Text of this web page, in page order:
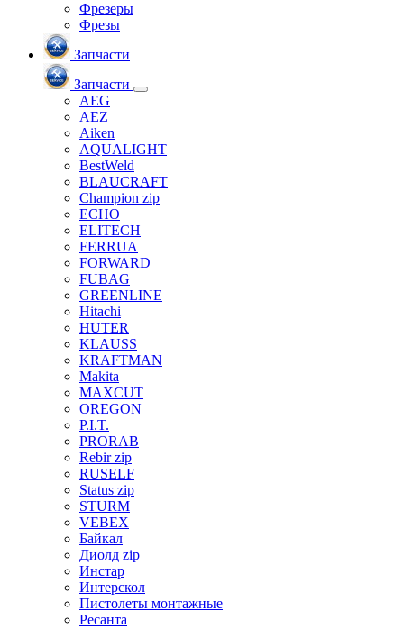
Фрезеры
Фрезы
Запчасти
Запчасти
AEG
AEZ
Aiken
AQUALIGHT
BestWeld
BLAUCRAFT
Champion zip
ECHO
ELITECH
FERRUA
FORWARD
FUBAG
GREENLINE
Hitachi
HUTER
KLAUSS
KRAFTMAN
Makita
MAXCUT
OREGON
P.I.T.
PRORAB
Rebir zip
RUSELF
Status zip
STURM
VEBEX
Байкал
Диолд zip
Инстар
Интерскол
Пистолеты монтажные
Ресанта